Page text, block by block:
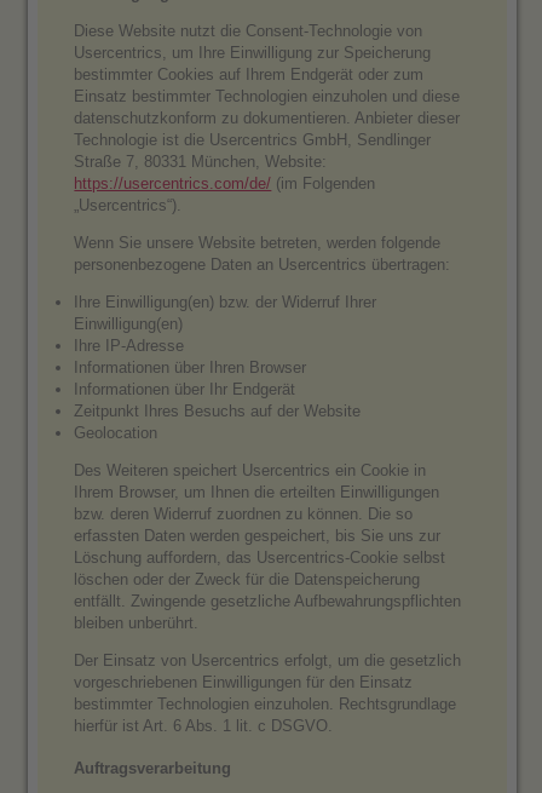
Diese Website nutzt die Consent-Technologie von
Usercentrics, um Ihre Einwilligung zur Speicherung
bestimmter Cookies auf Ihrem Endgerät oder zum
Einsatz bestimmter Technologien einzuholen und diese
datenschutzkonform zu dokumentieren. Anbieter dieser
Technologie ist die Usercentrics GmbH, Sendlinger
Straße 7, 80331 München, Website:
https://usercentrics.com/de/ (im Folgenden
„Usercentrics“).
Wenn Sie unsere Website betreten, werden folgende
personenbezogene Daten an Usercentrics übertragen:
Ihre Einwilligung(en) bzw. der Widerruf Ihrer
Einwilligung(en)
Ihre IP-Adresse
Informationen über Ihren Browser
Informationen über Ihr Endgerät
Zeitpunkt Ihres Besuchs auf der Website
Geolocation
Des Weiteren speichert Usercentrics ein Cookie in
Ihrem Browser, um Ihnen die erteilten Einwilligungen
bzw. deren Widerruf zuordnen zu können. Die so
erfassten Daten werden gespeichert, bis Sie uns zur
Löschung auffordern, das Usercentrics-Cookie selbst
löschen oder der Zweck für die Datenspeicherung
entfällt. Zwingende gesetzliche Aufbewahrungspflichten
bleiben unberührt.
Der Einsatz von Usercentrics erfolgt, um die gesetzlich
vorgeschriebenen Einwilligungen für den Einsatz
bestimmter Technologien einzuholen. Rechtsgrundlage
hierfür ist Art. 6 Abs. 1 lit. c DSGVO.
Auftragsverarbeitung